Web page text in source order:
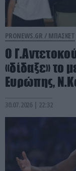
PRONEWS.GR / ΜΠΑΣΚΕΤ
Ο
«δίδαξε» το
Ευρώπης,
30.07.2026 | 22:32